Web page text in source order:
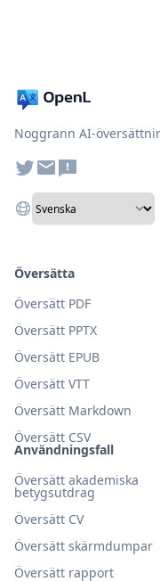
Noggrann AI-
Användningsfall
Översätt akademiska
betygsutdrag
Översätt CV
Översätt skärmdumpar
Översätt rapport
Översätta
Översätt PDF
Översätt PPTX
Översätt EPUB
Översätt VTT
Översätt Markdown
Översätt CSV